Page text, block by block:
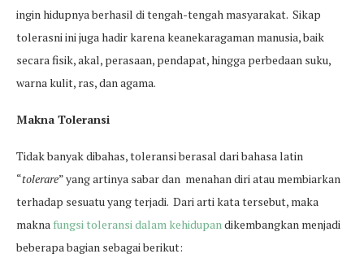
ingin hidupnya berhasil di tengah-tengah masyarakat. Sikap
tolerasni ini juga hadir karena keanekaragaman manusia, baik
secara fisik, akal, perasaan, pendapat, hingga perbedaan suku,
warna kulit, ras, dan agama.
Makna Toleransi
Tidak banyak dibahas, toleransi berasal dari bahasa latin
“tolerare” yang artinya sabar dan menahan diri atau membiarkan
terhadap sesuatu yang terjadi. Dari arti kata tersebut, maka
makna fungsi toleransi dalam kehidupandikembangkan menjadi
beberapa bagian sebagai berikut: